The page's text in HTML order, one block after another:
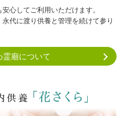
心してご利用いただけます。
代に渡り供養と管理を続けて参り
霊廟について